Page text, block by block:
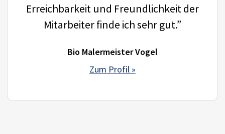
Erreichbarkeit und Freundlichkeit der
Mitarbeiter finde ich sehr gut.”
Bio Malermeister Vogel
Zum Profil »